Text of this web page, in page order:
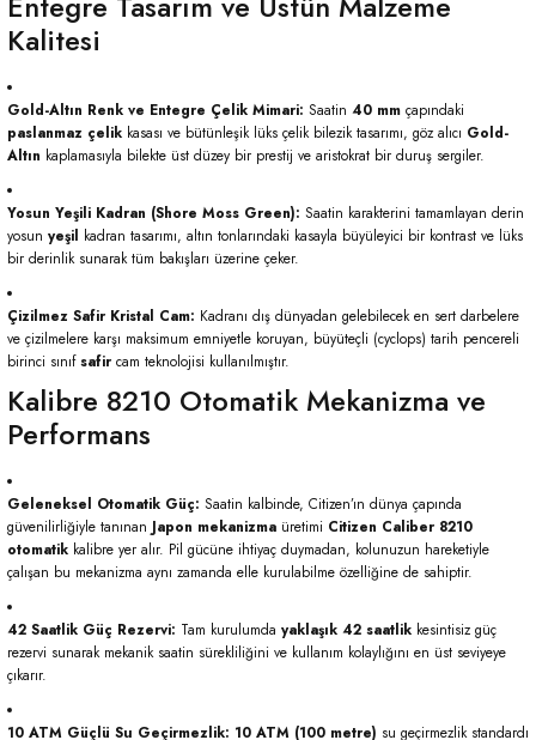
Kalitesi
Gold-Altın Renk ve Entegre Çelik Mimari: Saatin 40 mm çapındaki
paslanmaz çelik kasası ve bütünleşik lüks çelik bilezik tasarımı, göz alıcı Gold-
Altın kaplamasıyla bilekte üst düzey bir prestij ve aristokrat bir duruş sergiler.
Yosun Yeşili Kadran (Shore Moss Green): Saatin karakterini tamamlayan derin
yosun yeşil kadran tasarımı, altın tonlarındaki kasayla büyüleyici bir kontrast ve lüks
bir derinlik sunarak tüm bakışları üzerine çeker.
Çizilmez Safir Kristal Cam: Kadranı dış dünyadan gelebilecek en sert darbelere
ve çizilmelere karşı maksimum emniyetle koruyan, büyüteçli (cyclops) tarih pencereli
birinci sınıfsafir cam teknolojisi kullanılmıştır.
Kalibre 8210 Otomatik Mekanizma ve
Performans
Geleneksel Otomatik Güç: Saatin kalbinde, Citizen’ın dünya çapında
güvenilirliğiyle tanınan Japon mekanizma üretimi Citizen Caliber 8210
otomatik kalibre yer alır. Pil gücüne ihtiyaç duymadan, kolunuzun hareketiyle
çalışan bu mekanizma aynı zamanda elle kurulabilme özelliğine de sahiptir.
42 Saatlik Güç Rezervi: Tam kurulumda yaklaşık 42 saatlik kesintisiz güç
rezervi sunarak mekanik saatin sürekliliğini ve kullanım kolaylığını en üst seviyeye
çıkarır.
10 ATM Güçlü Su Geçirmezlik: 10 ATM (100 metre) su geçirmezlik standardı